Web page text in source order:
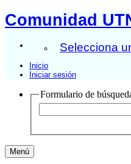
Comunidad
Selecciona
Inicio
Iniciar sesión
Formulario de
Menú